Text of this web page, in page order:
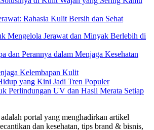
Rahasia Kulit Bersih dan Sehat
Mengelola Jerawat dan Minyak Berlebih di
dan Perannya dalam Menjaga Kesehatan
Kelembapan Kulit
yang Kini Jadi Tren Populer
Perlindungan UV dan Hasil Merata Setiap
portal yang menghadirkan artikel
dan kesehatan, tips brand & bisnis,